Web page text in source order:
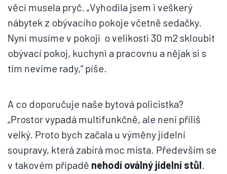
věcí musela pryč. „Vyhodila jsem i veškerý
nábytek z obývacího pokoje včetně sedačky.
Nyní musíme v pokoji o velikosti 30 m2 skloubit
obývací pokoj, kuchyni a pracovnu a nějak si s
tím nevíme rady,“ píše.
A co doporučuje naše bytová policistka?
„Prostor vypadá multifunkčně, ale není příliš
velký. Proto bych začala u výměny jídelní
soupravy, která zabírá moc místa. Především se
v takovém případě nehodí oválný jídelní stůl